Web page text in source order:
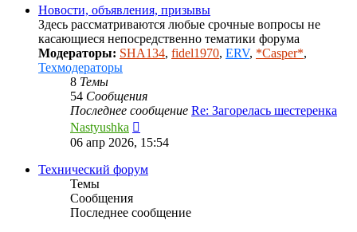
сообщению
Новости, объявления, призывы
Здесь рассматриваются любые срочные вопросы не
касающиеся непосредственно тематики форума
Модераторы: SHA134, fidel1970, ERV, *Casper*,
Техмодераторы
8 Темы
54 Сообщения
Последнее сообщение Re: Загорелась шестеренка
Nastyushka
к
сообщению
06 апр 2026, 15:54
Технический форум
Темы
Сообщения
Последнее сообщение